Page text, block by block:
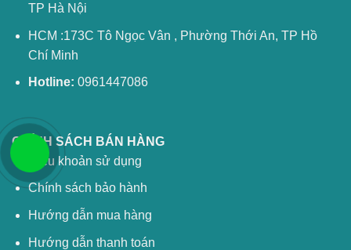
TP Hà Nội
HCM :173C Tô Ngọc Vân , Phường Thới An, TP Hồ
Chí Minh
Hotline: 0961447086
CHÍNH SÁCH BÁN HÀNG
Điều khoản sử dụng
Chính sách bảo hành
Hướng dẫn mua hàng
Hướng dẫn thanh toán